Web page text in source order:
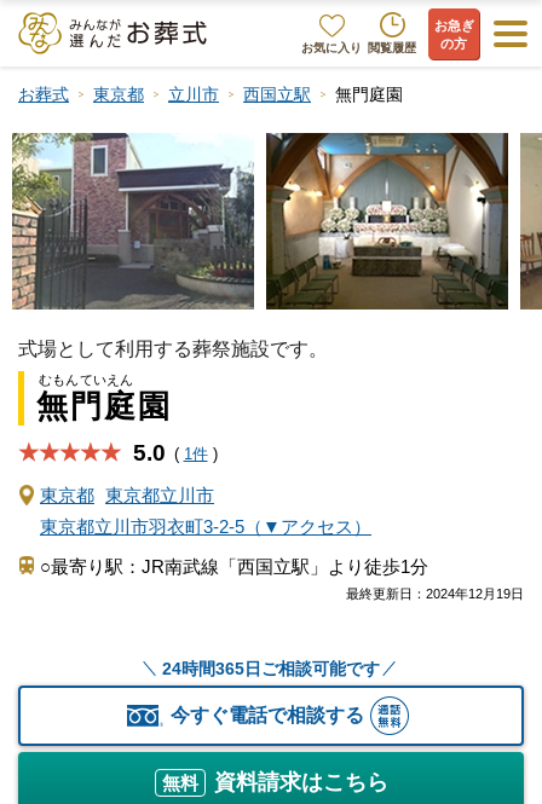
お気に入り 閲覧履歴
お急ぎ
の方
お葬式 東京都 立川市 西国立駅 無門庭園
式場として利用する葬祭施設です。
むもんていえん
無門庭園
★★★★★ 5.0 ( 1件)
東京都 東京都立川市
東京都立川市羽衣町3-2-5（▼アクセス）
○最寄り駅：JR南武線「西国立駅」より徒歩1分
最終更新日： 2024年12月19日
24時間365日ご相談可能です
今すぐ電話で相談する
無料 資料請求はこちら